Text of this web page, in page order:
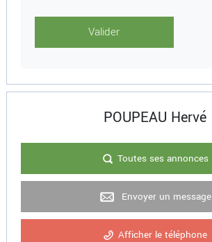
POUPEAU Hervé
Toutes ses annonces
Envoyer un message
Afficher le téléphone